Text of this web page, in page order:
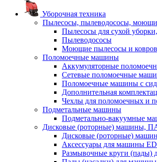
Уборочная техника
Пылесосы, пылеводососы,
Пылесосы для сухой
Пылеводососы
Моющие пылесосы и
Поломоечные машины
Аккумуляторные
Сетевые поломоечные
Поломоечные машины с
Дополнительная
Чехлы для поломоечных и
Подметальные машины
Подметально-вакуумные
Дисковые (роторные) машины,
Дисковые (роторные)
Аксессуары для машины
Размывочные круги (пады)